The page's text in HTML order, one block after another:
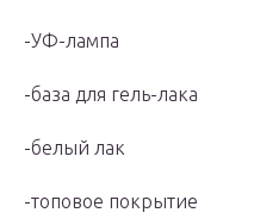
-УФ-лампа
-база для гель-лака
-белый лак
-топовое покрытие